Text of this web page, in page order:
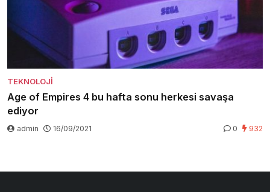
TEKNOLOJI
Age of Empires 4 bu hafta sonu herkesi savaşa
ediyor
admin 16/09/2021 0 932